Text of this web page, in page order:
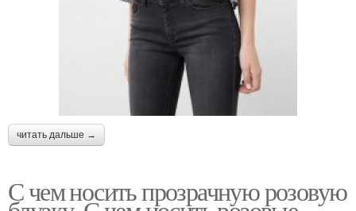
читать дальше →
С чем носить прозрачную розовую